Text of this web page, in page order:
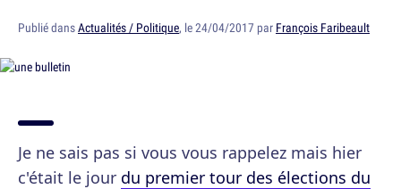
Publié dansActualités / Politique, le 24/04/2017 par François Faribeault
Je ne sais pas si vous vous rappelez mais hier
c'était le jour du premier tour des élections du